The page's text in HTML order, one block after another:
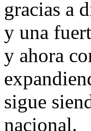
gracias a
y una
y ahora
sigue
nacional.